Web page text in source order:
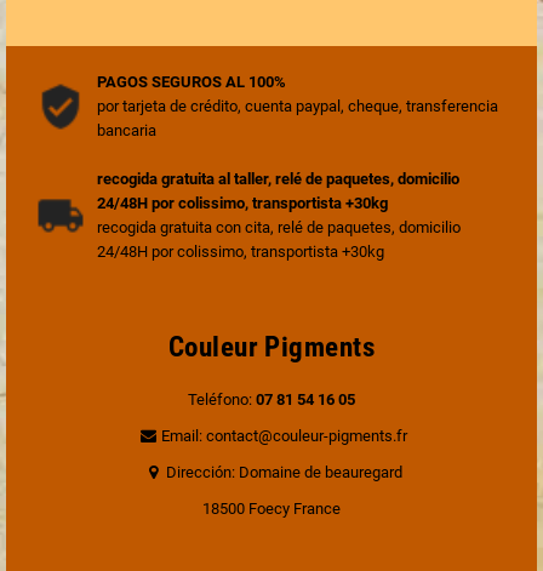
PAGOS SEGUROS AL 100%
por tarjeta de crédito, cuenta paypal, cheque, transferencia
bancaria
recogida gratuita al taller, relé de paquetes, domicilio
24/48H por colissimo, transportista +30kg
recogida gratuita con cita, relé de paquetes, domicilio
24/48H por colissimo, transportista +30kg
Couleur Pigments
Teléfono: 07 81 54 16 05
Email: contact@couleur-pigments.fr
Dirección: Domaine de beauregard
18500 Foecy France